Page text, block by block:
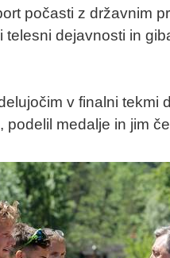
počasti z državnim
telesni dejavnosti in
v finalni tekmi
medalje in jim